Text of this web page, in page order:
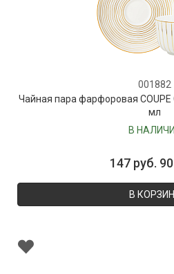
001882
Чайная пара фарфоровая COUPE
мл
В
147 руб.
В